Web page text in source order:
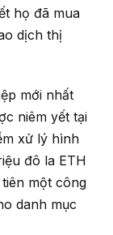
họ đã mua
dịch thị
mới nhất
niêm yết tại
xử lý hình
đô la ETH
một công
danh mục